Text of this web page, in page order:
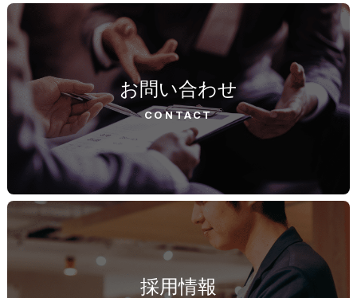
お問い合わせ
CONTACT
採用情報